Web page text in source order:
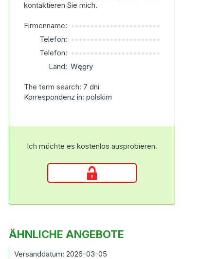
kontaktieren Sie mich.
Firmenname: ***********************
Telefon: ***********************
Telefon: ***********************
Land: Węgry
The term search: 7 dni
Korrespondenz in: polskim
Ich möchte es kostenlos ausprobieren.
ÄHNLICHE ANGEBOTE
Versanddatum: 2026-03-05